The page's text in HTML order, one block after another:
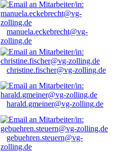
manuela.eckebrecht@vg-
zolling.de
christine.fischer@vg-zolling.de
harald.gmeiner@vg-zolling.de
gebuehren.steuern@vg-
zolling.de